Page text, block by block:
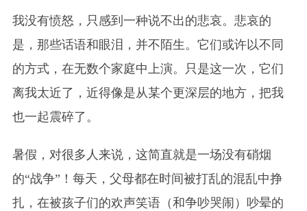
我没有愤怒，只感到一种说不出的悲哀。悲哀的
是，那些话语和眼泪，并不陌生。它们或许以不同
的方式，在无数个家庭中上演。只是这一次，它们
离我太近了，近得像是从某个更深层的地方，把我
也一起震碎了。
暑假，对很多人来说，这简直就是一场没有硝烟
的“战争”！每天，父母都在时间被打乱的混乱中挣
扎，在被孩子们的欢声笑语（和争吵哭闹）吵晕的